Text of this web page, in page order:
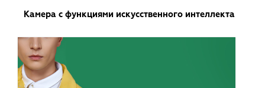
Камера с функциями искусственного интеллекта